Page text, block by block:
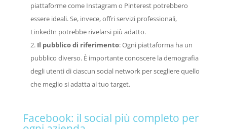
piattaforme come Instagram o Pinterest potrebbero
essere ideali. Se, invece, offri servizi professionali,
LinkedIn potrebbe rivelarsi più adatto.
Il pubblico di riferimento: Ogni piattaforma ha un
pubblico diverso. È importante conoscere la demografia
degli utenti di ciascun social network per scegliere quello
che meglio si adatta al tuo target.
Facebook: il social più completo per